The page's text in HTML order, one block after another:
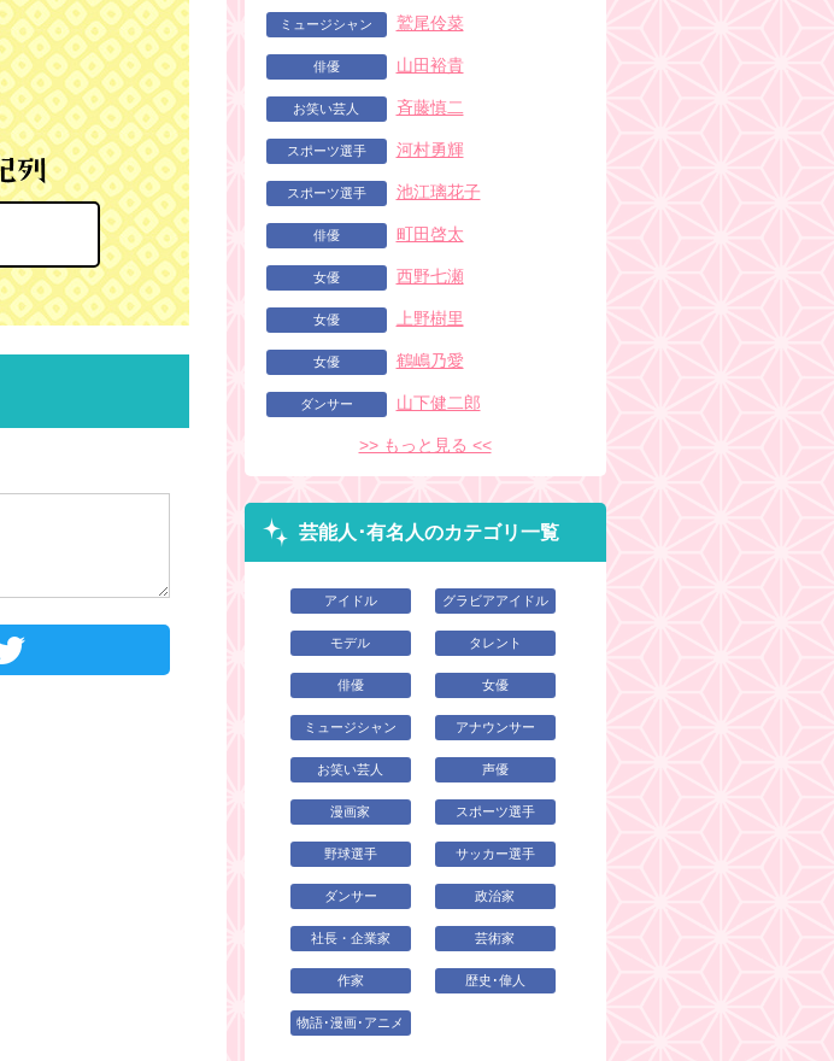
ミュージシャン 鷲尾伶菜
俳優 山田裕貴
お笑い芸人 斉藤慎二
スポーツ選手 河村勇輝
スポーツ選手 池江璃花子
俳優 町田啓太
女優 西野七瀬
女優 上野樹里
女優 鶴嶋乃愛
ダンサー 山下健二郎
>> もっと見る <<
芸能人･有名人のカテゴリ一覧
アイドル グラビアアイドル
モデル タレント
俳優 女優
ミュージシャン アナウンサー
お笑い芸人 声優
漫画家 スポーツ選手
野球選手 サッカー選手
ダンサー 政治家
社長・企業家 芸術家
作家 歴史･偉人
物語･漫画･アニメ